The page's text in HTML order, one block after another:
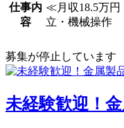
仕事内
容
≪月収18.5万円
立・機械操作
募集が停止しています
未経験歓迎！